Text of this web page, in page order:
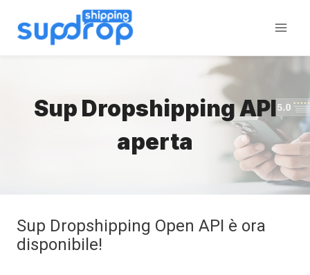
Sup Dropshipping API
aperta
Sup Dropshipping Open API è ora
disponibile!